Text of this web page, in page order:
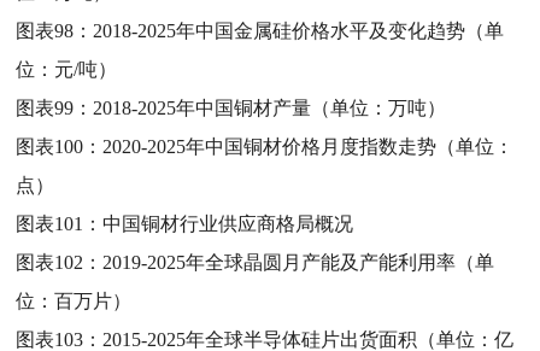
图表98： 2018-2025年中国金属硅价格水平及变化趋势（单
位：元/吨）
图表99： 2018-2025年中国铜材产量（单位：万吨）
图表100： 2020-2025年中国铜材价格月度指数走势（单位：
点）
图表101：中国铜材行业供应商格局概况
图表102： 2019-2025年全球晶圆月产能及产能利用率（单
位：百万片）
图表103： 2015-2025年全球半导体硅片出货面积（单位：亿